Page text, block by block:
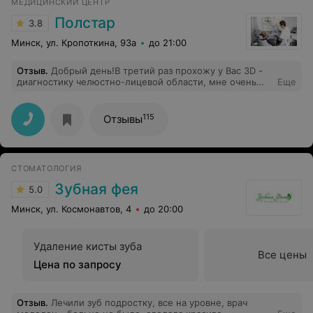
клыки с помощью брекетов на место и всё
получилось, чему я очень рад. Курс улучшения улыбки
занял чуть больше 1.5 года. Время и денег в конце я
совсем не пожалел, результат великолепный. Надежда
Александровна действительно отличный ортодонт,
который всегда подскажет и постарается сделать всё
максимально качественно. Однозначно буду
подлечить и выровнять свои зубки!
МЕДИЦИНСКИЙ ЦЕНТР
3.8 Полстар
Минск, ул. Кропоткина, 93а до 21:00
Отзыв. Добрый день!В третий раз прохожу у Вас 3D -
диагностику челюстно-лицевой области, мне очень
оперативность!Моему хирургу нравится качество
снимка! Большое спасибо Вашему центру,и особенно,
Вашему специалисту, который делает 3D -
диагностику!Благодарю.
Еще
Отзывы115
СТОМАТОЛОГИЯ
5.0 Зубная фея
Минск, ул. Космонавтов, 4 до 20:00
Удаление кисты зуба
Цена по запросу
Все цены
Отзыв. Лечили зуб подростку, все на уровне, врач